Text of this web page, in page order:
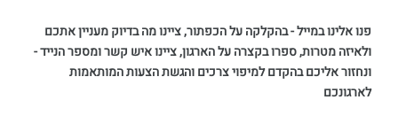
פנו אלינו במייל - בהקלקה על הכפתור, ציינו מה בדיוק מעניין אתכם
ולאיזה מטרות, ספרו בקצרה על הארגון, ציינו איש קשר ומספר הנייד -
ונחזור אליכם בהקדם למיפוי צרכים והגשת הצעות המותאמות
לארגונכם